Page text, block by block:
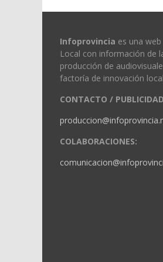
Infoprovincia es una
Local con información de
producción de
factoría de innovación
CONTACTO /
COLABORACIONES: